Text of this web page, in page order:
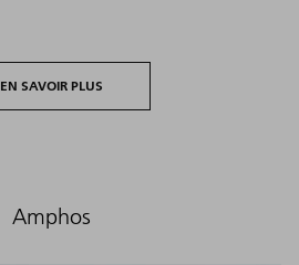
EN SAVOIR PLUS
Amphos